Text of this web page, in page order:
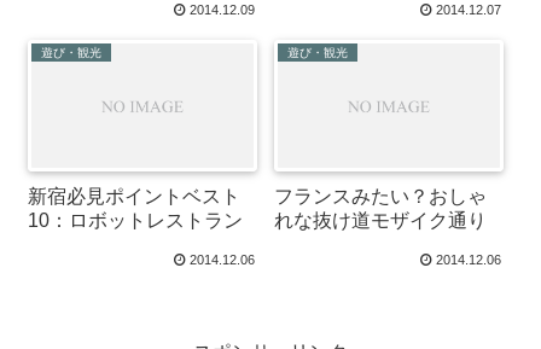
2014.12.09 2014.12.07
遊び・観光
新宿必見ポイントベスト
10：ロボットレストラン
2014.12.06
遊び・観光
フランスみたい？おしゃ
れな抜け道モザイク通り
2014.12.06